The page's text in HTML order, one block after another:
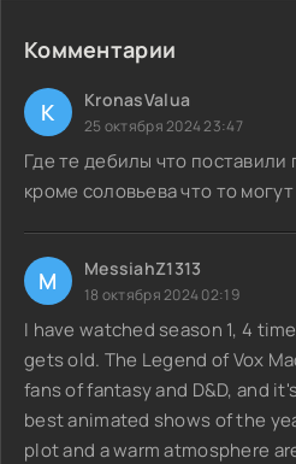
Комментарии
K KronasValua
25 октября 2024 23:47
Где те дебилы что поставили
кроме соловьева что то
M MessiahZ1313
18 октября 2024 02:19
I have watched season 1, 4
gets old. The Legend of Vox
fans of fantasy and D&D, and
best animated shows of the
plot and a warm atmosphere